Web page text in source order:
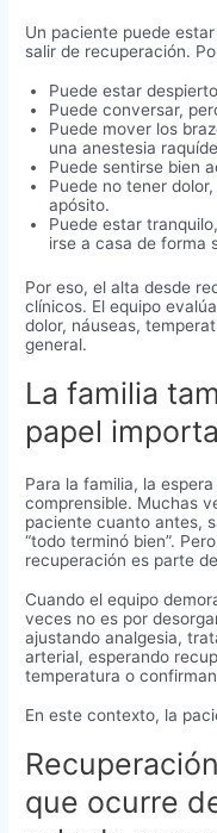
Un paciente puede
salir de recuperación.
Puede estar
Puede conversar,
Puede mover los
una anestesia
Puede sentirse bien
Puede no tener
apósito.
Puede estar
irse a casa de forma
Por eso, el alta desde
clínicos. El equipo
dolor, náuseas,
general.
La familia
papel
Para la familia, la
comprensible. Muchas
paciente cuanto antes,
“todo terminó bien”.
recuperación es parte
Cuando el equipo
veces no es por
ajustando analgesia,
arterial, esperando
temperatura o
En este contexto, la
que ocurre